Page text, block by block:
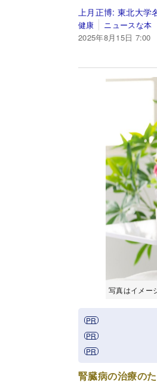
上月正博: 東北大学
健康
ニュースな本
2025年8月15日 7:00
写真はイメ
腎臓病の治療の